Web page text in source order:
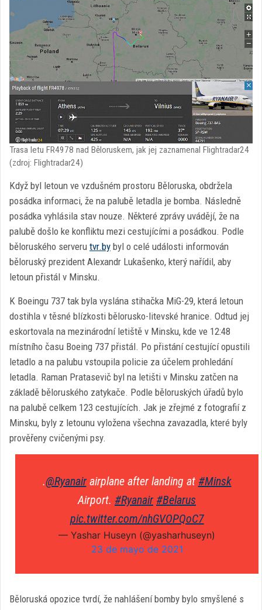
Trasa letu FR4978 nad Běloruskem, jak jej zaznamenal Flightradar24
(zdroj: Flightradar24)
Když byl letoun ve vzdušném prostoru Běloruska, obdržela
posádka informaci, že na palubě letadla je bomba. Následně
posádka vyhlásila stav nouze. Některé zprávy uvádějí, že na
palubě došlo ke konfliktu mezi cestujícími a posádkou. Podle
běloruského serveru tvr.by byl o celé události informován
běloruský prezident Alexandr Lukašenko, který nařídil, aby
letoun přistál v Minsku.
K Boeingu 737 tak byla vyslána stihačka MiG-29, která letoun
dostihla v těsné blízkosti bělorusko-litevské hranice. Odtud jej
eskortovala na mezinárodní letiště v Minsku, kde ve 12:48
místního času Boeing 737 přistál. Po přistání cestující opustili
letadlo a na palubu vstoupila policie za účelem prohledání
letadla. Raman Pratasevič byl na letišti v Minsku zatčen na
základě běloruského zatykače. Podle běloruských úřadů bylo
na palubě celkem 123 cestujících. Jak je zřejmé z fotografií z
Minsku, byly z letounu vyložena všechna zavazadla, které byly
prověřeny cvičenými psy.
.@Ryanairairplane after landing at #Minsk
Airport. #Ryanair #Belarus
pic.twitter.com/nhGVOPQoC7
— Yashar Huseyn (@yasharhuseyn)
23 de mayo de 2021
Běloruská opozice tvrdí, že nahlášení bomby bylo smyšlené s